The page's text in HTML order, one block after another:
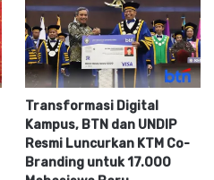
Transformasi Digital
Kampus, BTN dan UNDIP
Resmi Luncurkan KTM Co-
Branding untuk 17.000